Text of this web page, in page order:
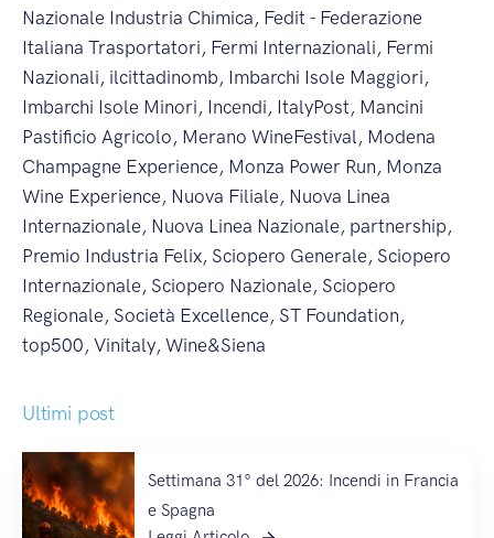
Nazionale Industria Chimica, Fedit - Federazione
Italiana Trasportatori, Fermi Internazionali, Fermi
Nazionali, ilcittadinomb, Imbarchi Isole Maggiori,
Imbarchi Isole Minori, Incendi, ItalyPost, Mancini
Pastificio Agricolo, Merano WineFestival , Modena
Champagne Experience, Monza Power Run, Monza
Wine Experience, Nuova Filiale, Nuova Linea
Internazionale, Nuova Linea Nazionale, partnership,
Premio Industria Felix, Sciopero Generale, Sciopero
Internazionale, Sciopero Nazionale, Sciopero
Regionale, Società Excellence, ST Foundation,
top500, Vinitaly, Wine&Siena
Ultimi post
Settimana 31° del 2026: Incendi in Francia
e Spagna